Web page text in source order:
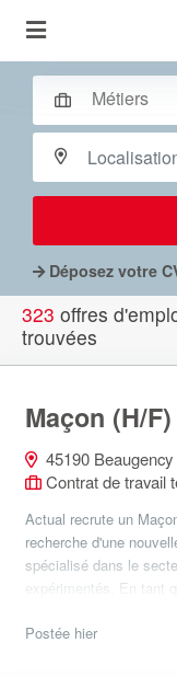
Déposez votre
323 offres
trouvées
Maçon (H/F)
45190 Beaugency
Contrat de travail
Actual recrute un
recherche d'une
spécialisé dans le
expérimentés. En tant
Postée hier